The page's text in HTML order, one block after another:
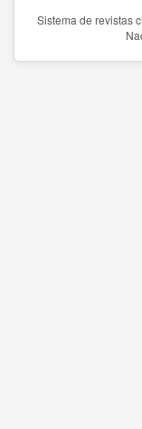
Sistema de revistas